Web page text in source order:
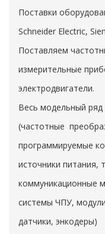
Поставки
Schneider Electric,
Поставляем
измерительные
электродвигатели.
Весь модельный
(частотные
программируемые
источники питания,
коммуникационные
системы ЧПУ,
датчики, энкодеры)